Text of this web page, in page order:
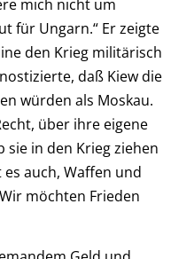
mich nicht um
für Ungarn.“ Er zeigte
den Krieg militärisch
daß Kiew die
würden als Moskau.
über ihre eigene
sie in den Krieg ziehen
auch, Waffen und
möchten Frieden